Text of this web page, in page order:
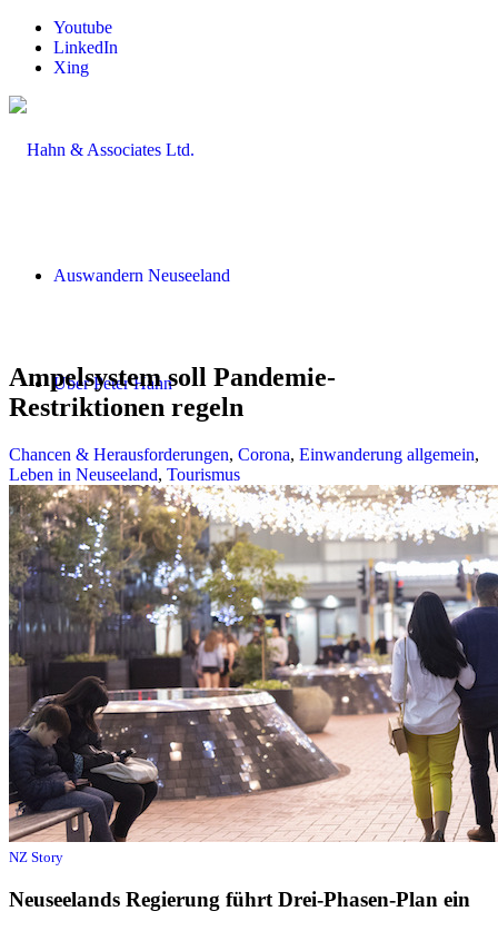
Youtube
LinkedIn
Xing
Auswandern Neuseeland
Über Peter Hahn
Visum Neuseeland
Ampelsystem soll Pandemie-
Restriktionen regeln
Chancen & Herausforderungen, Corona, Einwanderung allgemein,
Leben in Neuseeland, Tourismus
NZ Story
Neuseelands Regierung führt Drei-Phasen-Plan ein